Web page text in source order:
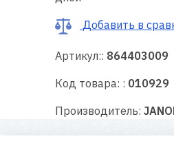
Добавить в
Артикул:: 864403009
Код товара: : 010929
Производитель: